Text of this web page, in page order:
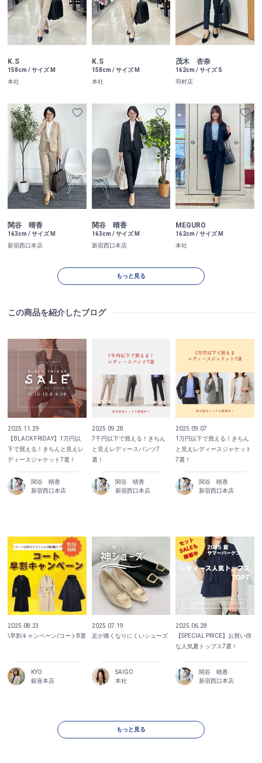
K.S
158cm / サイズ M
本社
K.S
158cm / サイズ M
本社
茂木 杏奈
162cm / サイズ S
羽村店
関谷 晴香
163cm / サイズ M
新宿西口本店
関谷 晴香
163cm / サイズ M
新宿西口本店
MEGURO
162cm / サイズ M
本社
もっと見る
この商品を紹介したブログ
2025.11.29
【BLACK FRIDAY】1万円以
下で買える！きちんと見えレ
ディースジャケット7選！
関谷 晴香
新宿西口本店
2025.09.28
7千円以下で買える！きちん
と見えレディースパンツ7
選！
関谷 晴香
新宿西口本店
2025.09.07
1万円以下で買える！きちん
と見えレディースジャケット
7選！
関谷 晴香
新宿西口本店
2025.08.23
\早割キャンペーン/コート8選
KYO
銀座本店
2025.07.19
足が痛くなりにくいシューズ
SAIGO
本社
2025.06.28
【SPECIAL PRICE】お買い得
な人気夏トップス7選！
関谷 晴香
新宿西口本店
もっと見る